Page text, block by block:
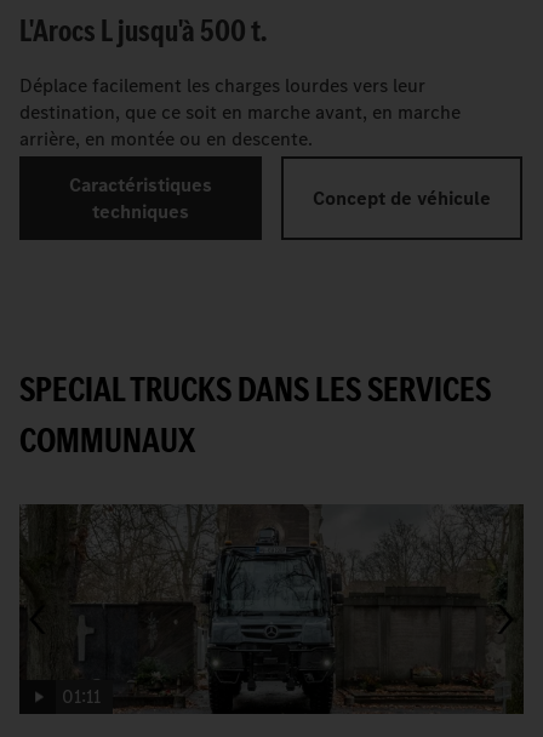
L'Arocs L jusqu'à 500 t.
Déplace facilement les charges lourdes vers leur
destination, que ce soit en marche avant, en marche
arrière, en montée ou en descente.
Caractéristiques
techniques
Concept de véhicule
SPECIAL TRUCKS DANS LES SERVICES
COMMUNAUX
01:11